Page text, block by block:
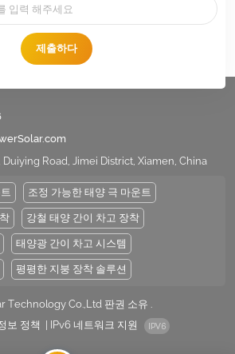
제출하다
Road, Jimei District, Xiamen, China
조정 가능한 태양 극 마운트
강철 태양 간이 차고 장착
태양광 간이 차고 시스템
평평한 지붕 장착 솔루션
Technology Co.,Ltd 판권 소유 .
보 정책 IPv6 네트워크 지원